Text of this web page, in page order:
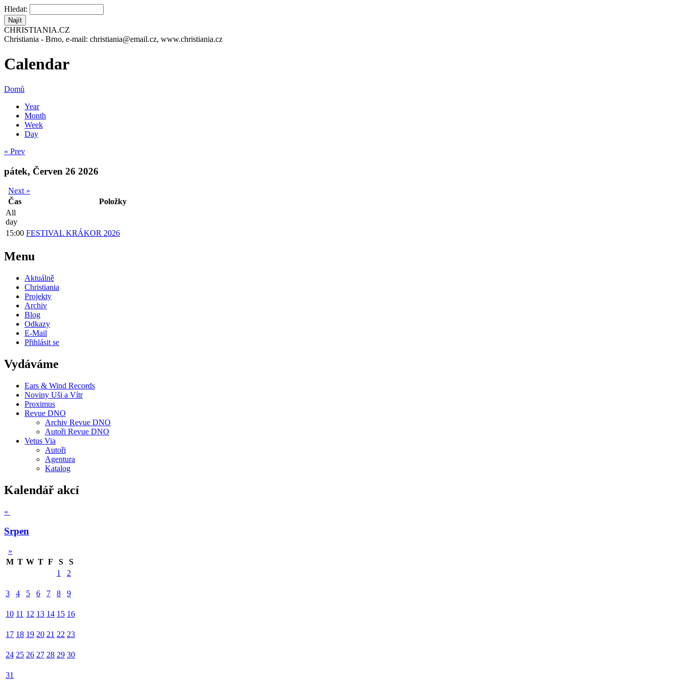
Hledat:
CHRISTIANIA.CZ
Christiania - Brno, e-mail: christiania@email.cz, www.christiania.cz
Calendar
Domů
Year
Month
Week
Day
« Prev
pátek, Červen 26 2026
Next »
Čas
Položky
All
day
15:00 FESTIVAL KRÁKOR 2026
Menu
Aktuálně
Christiania
Projekty
Archiv
Blog
Odkazy
E-Mail
Přihlásit se
Vydáváme
Ears & Wind Records
Noviny Uši a Vítr
Proximus
Revue DNO
Archiv Revue DNO
Autoři Revue DNO
Vetus Via
Autoři
Agentura
Katalog
Kalendář akcí
«
Srpen
»
M T W T F S
S
1
2
3 4 5 6 7 8 9
10 11 12 13 14 15 16
17 18 19 20 21 22 23
24 25 26 27 28 29 30
31